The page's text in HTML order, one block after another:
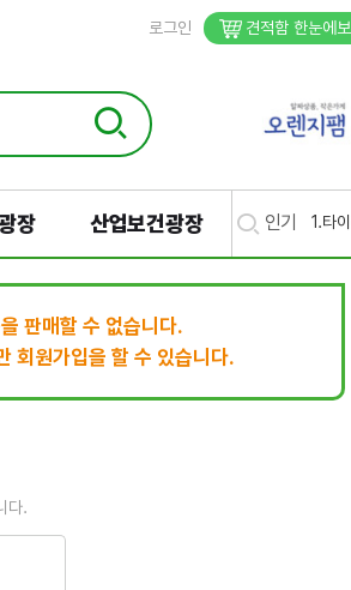
로그인 견적함 한눈에보
장 산업보건광장 인기 1.타
판매할 수 없습니다.
회원가입을 할 수 있습니다.
다.